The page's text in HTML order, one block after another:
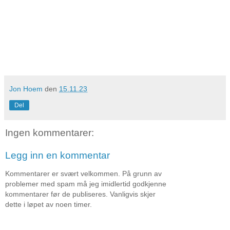
Jon Hoem den 15.11.23
Del
Ingen kommentarer:
Legg inn en kommentar
Kommentarer er svært velkommen. På grunn av
problemer med spam må jeg imidlertid godkjenne
kommentarer før de publiseres. Vanligvis skjer
dette i løpet av noen timer.